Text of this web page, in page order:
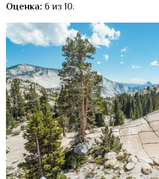
Оценка: 6 из 10.